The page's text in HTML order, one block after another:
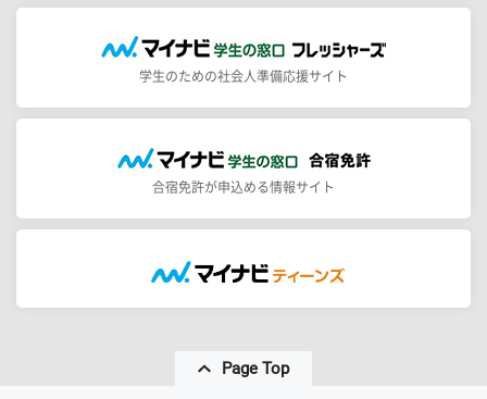
学生のための社会人準備応援サイト
合宿免許が申込める情報サイト
Page Top